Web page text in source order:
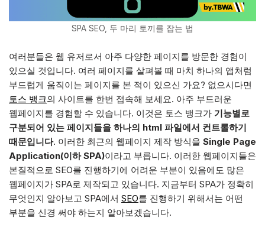
SPA SEO, 두 마리 토끼를 잡는 법
여러분들은 웹 유저로서 아주 다양한 페이지를 방문한 경험이
있으실 것입니다. 여러 페이지를 살펴볼 때 마치 하나의 앱처럼
부드럽게 움직이는 페이지를 본 적이 있으신 가요? 없으시다면
토스 뱅크의 사이트를 한번 접속해 보세요. 아주 부드러운
웹페이지를 경험할 수 있습니다. 이것은 토스 뱅크가 기능별로
구분되어 있는 페이지들을 하나의 html 파일에서 컨트롤하기
때문입니다. 이러한 최근의 웹페이지 제작 방식을 Single Page
Application(이하 SPA)이라고 부릅니다. 이러한 웹페이지들은
본질적으로 SEO를 진행하기에 어려운 부분이 있음에도 많은
웹페이지가 SPA로 제작되고 있습니다. 지금부터 SPA가 정확히
무엇인지 알아보고 SPA에서 SEO를 진행하기 위해서는 어떤
부분을 신경 써야 하는지 알아보겠습니다.